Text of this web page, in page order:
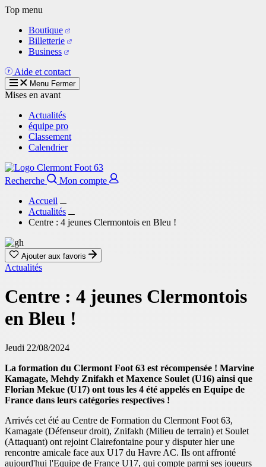
Aller
contenu
principal
Top menu
Boutique
Billetterie
Business
Aide et contact
Menu Fermer
Mises en avant
Actualités
équipe pro
Classement
Calendrier
Recherche
Mon compte
Accueil
Actualités
Centre : 4 jeunes Clermontois en Bleu !
Ajouter aux favoris
Actualités
Centre : 4 jeunes Clermontois
en Bleu !
Jeudi 22/08/2024
La formation du Clermont Foot 63 est récompensée ! Marvine
Kamagate, Mehdy Znifakh et Maxence Soulet (U16) ainsi que
Florian Mekue (U17) ont tous les 4 été appelés en Equipe de
France dans leurs catégories respectives !
Arrivés cet été au Centre de Formation du Clermont Foot 63,
Kamagate (Défenseur droit), Znifakh (Milieu de terrain) et Soulet
(Attaquant) ont rejoint Clairefontaine pour y disputer hier une
rencontre amicale face aux U17 du Havre AC. Ils ont affronté
aujourd'hui l'Equipe de France U17, qui compte parmi ses joueurs